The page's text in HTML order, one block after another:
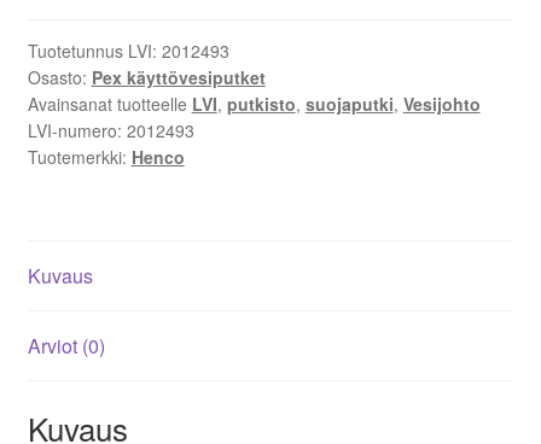
m
määrä
Tuotetunnus LVI: 2012493
Osasto: Pex käyttövesiputket
Avainsanat tuotteelle LVI, putkisto, suojaputki, Vesijohto
LVI-numero: 2012493
Tuotemerkki: Henco
Kuvaus
Arviot (0)
Kuvaus